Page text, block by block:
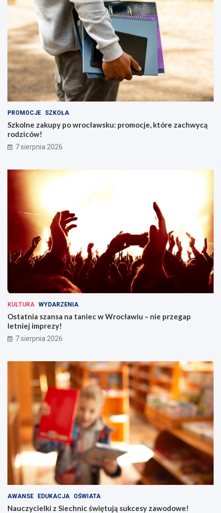
PROMOCJE SZKOŁA
Szkolne zakupy po wrocławsku: promocje, które zachwycą
rodziców!
7 sierpnia 2026
KULTURA WYDARZENIA
Ostatnia szansa na taniec w Wrocławiu – nie przegap
letniej imprezy!
7 sierpnia 2026
AWANSE EDUKACJA OŚWIATA
Nauczycielki z Siechnic świętują sukcesy zawodowe!